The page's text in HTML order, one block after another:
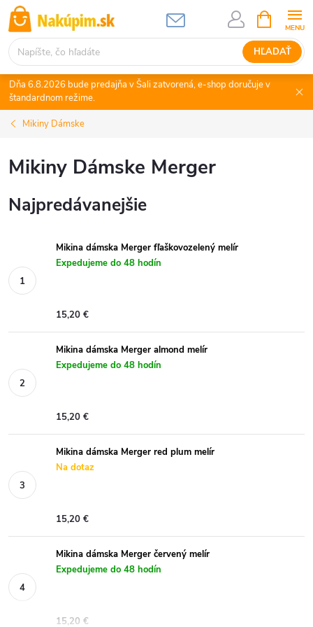
Prejsť
na
obsah
HĽADAŤ
KOŠÍK
Dňa 6.8.2026 bude predajňa v Šali zatvorená, e-shop doručuje v
štandardnom režime.
Mikiny Dámske
Mikiny Dámske Merger
Najpredávanejšie
Mikina dámska Merger fľaškovozelený melír
Expedujeme do 48 hodín
15,20 €
Mikina dámska Merger almond melír
Expedujeme do 48 hodín
15,20 €
Mikina dámska Merger red plum melír
Na dotaz
15,20 €
Mikina dámska Merger červený melír
Expedujeme do 48 hodín
15,20 €